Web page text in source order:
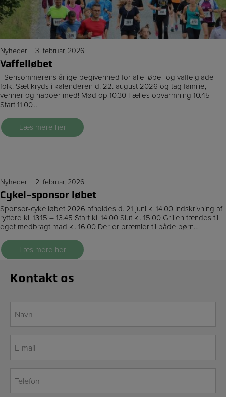
Nyheder 3. februar, 2026
Vaffelløbet
Sensommerens årlige begivenhed for alle løbe- og vaffelglade
folk. Sæt kryds i kalenderen d. 22. august 2026 og tag familie,
venner og naboer med! Mød op 10.30 Fælles opvarmning 10.45
Start 11.00…
Læs mere her
Nyheder 2. februar, 2026
Cykel-sponsor løbet
Sponsor-cykelløbet 2026 afholdes d. 21 juni kl 14.00 Indskrivning af
ryttere kl. 13.15 – 13.45 Start kl. 14.00 Slut kl. 15.00 Grillen tændes til
eget medbragt mad kl. 16.00 Der er præmier til både børn…
Læs mere her
Kontakt os
Navn
E-
mail
*
Telefon